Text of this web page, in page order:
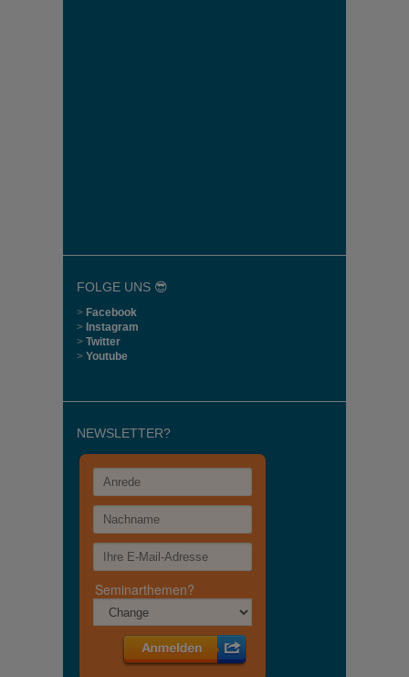
FOLGE UNS 😎
> Facebook
> Instagram
> Twitter
> Youtube
NEWSLETTER?